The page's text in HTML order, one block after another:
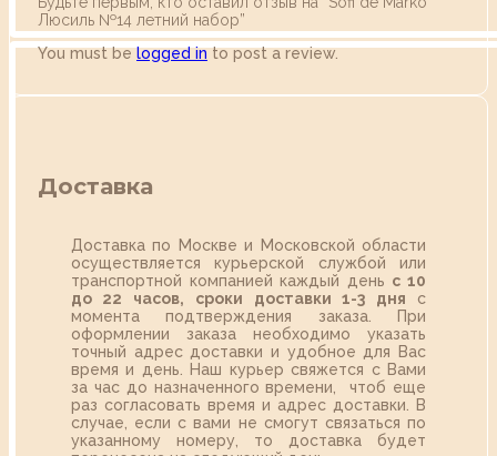
Люсиль №14 летний набор”
You must belogged into post a review.
Доставка
Доставка по Москве и Московской области
осуществляется курьерской службой или
транспортной компанией каждый день с 10
до 22 часов,
сроки доставки 1-3 дня с
момента подтверждения заказа. При
оформлении заказа необходимо указать
точный адрес доставки и удобное для Вас
время и день. Наш курьер свяжется с Вами
за час до назначенного времени, чтоб еще
раз согласовать время и адрес доставки. В
случае, если с вами не смогут связаться по
указанному номеру, то доставка будет